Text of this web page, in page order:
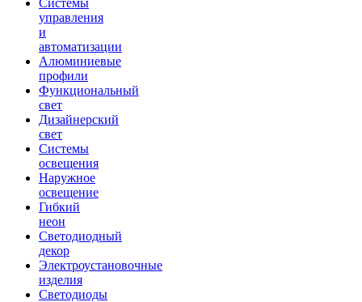
Системы
управления
и
автоматизации
Алюминиевые
профили
Функциональный
свет
Дизайнерский
свет
Системы
освещения
Наружное
освещение
Гибкий
неон
Светодиодный
декор
Электроустановочные
изделия
Светодиоды